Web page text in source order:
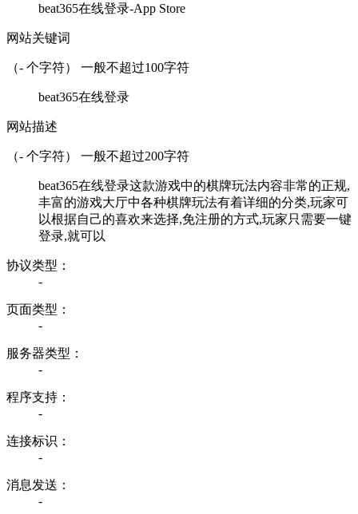
beat365在线登录-App Store
网站关键词
（- 个字符） 一般不超过100字符
beat365在线登录
网站描述
（- 个字符） 一般不超过200字符
beat365在线登录这款游戏中的棋牌玩法内容非常的正规,
丰富的游戏大厅中各种棋牌玩法有着详细的分类,玩家可
以根据自己的喜欢来选择,免注册的方式,玩家只需要一键
登录,就可以
协议类型：
-
页面类型：
-
服务器类型：
-
程序支持：
-
连接标识：
-
消息发送：
-